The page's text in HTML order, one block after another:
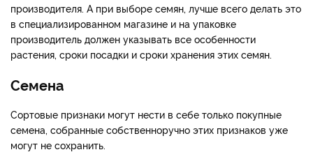
производителя. А при выборе семян, лучше всего делать это
в специализированном магазине и на упаковке
производитель должен указывать все особенности
растения, сроки посадки и сроки хранения этих семян.
Семена
Сортовые признаки могут нести в себе только покупные
семена, собранные собственноручно этих признаков уже
могут не сохранить.